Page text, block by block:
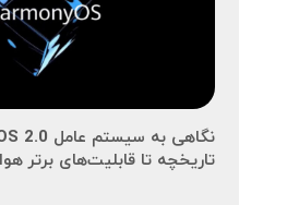
تاریخچه تا قابلیت‌های برتر